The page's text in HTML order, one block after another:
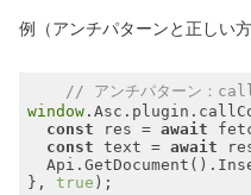
例（アンチパターンと正しい方
// アンチパターン：
window
const res = await
const text = await
}, true